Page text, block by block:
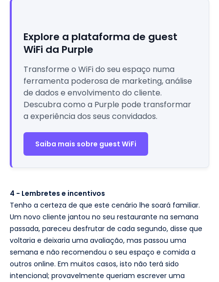
Explore a plataforma de guest
WiFi da Purple
Transforme o WiFi do seu espaço numa
ferramenta poderosa de marketing, análise
de dados e envolvimento do cliente.
Descubra como a Purple pode transformar
a experiência dos seus convidados.
Saiba mais sobre guest WiFi
4 - Lembretes e incentivos
Tenho a certeza de que este cenário lhe soará familiar.
Um novo cliente jantou no seu restaurante na semana
passada, pareceu desfrutar de cada segundo, disse que
voltaria e deixaria uma avaliação, mas passou uma
semana e não recomendou o seu espaço e comida a
outros online. Em muitos casos, isto não terá sido
intencional; provavelmente queriam escrever uma